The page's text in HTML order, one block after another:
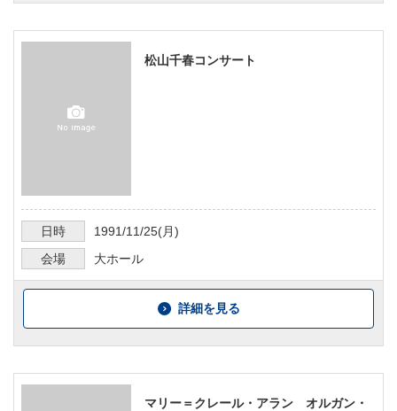
松山千春コンサート
日時 1991/11/25(月)
会場
大ホール
詳細を見る
マリー＝クレール・アラン オルガン・